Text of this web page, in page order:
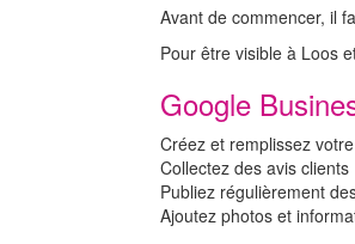
Avant de commencer, il
Pour être visible à Loos
Google
Créez et remplissez
Collectez des avis clients
Publiez régulièrement
Ajoutez photos et